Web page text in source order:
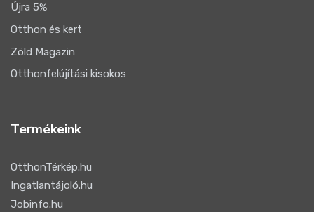
Újra 5%
Otthon és kert
Zöld Magazin
Otthonfelújítási kisokos
Termékeink
OtthonTérkép.hu
Ingatlantájoló.hu
Jobinfo.hu